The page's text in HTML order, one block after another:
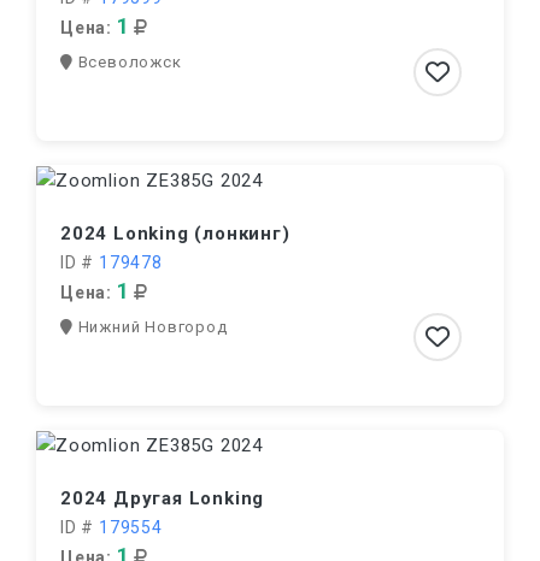
Цена: 1
Всеволожск
2024 Lonking (лонкинг)
ID # 179478
Цена: 1
Нижний Новгород
2024 Другая Lonking
ID # 179554
1